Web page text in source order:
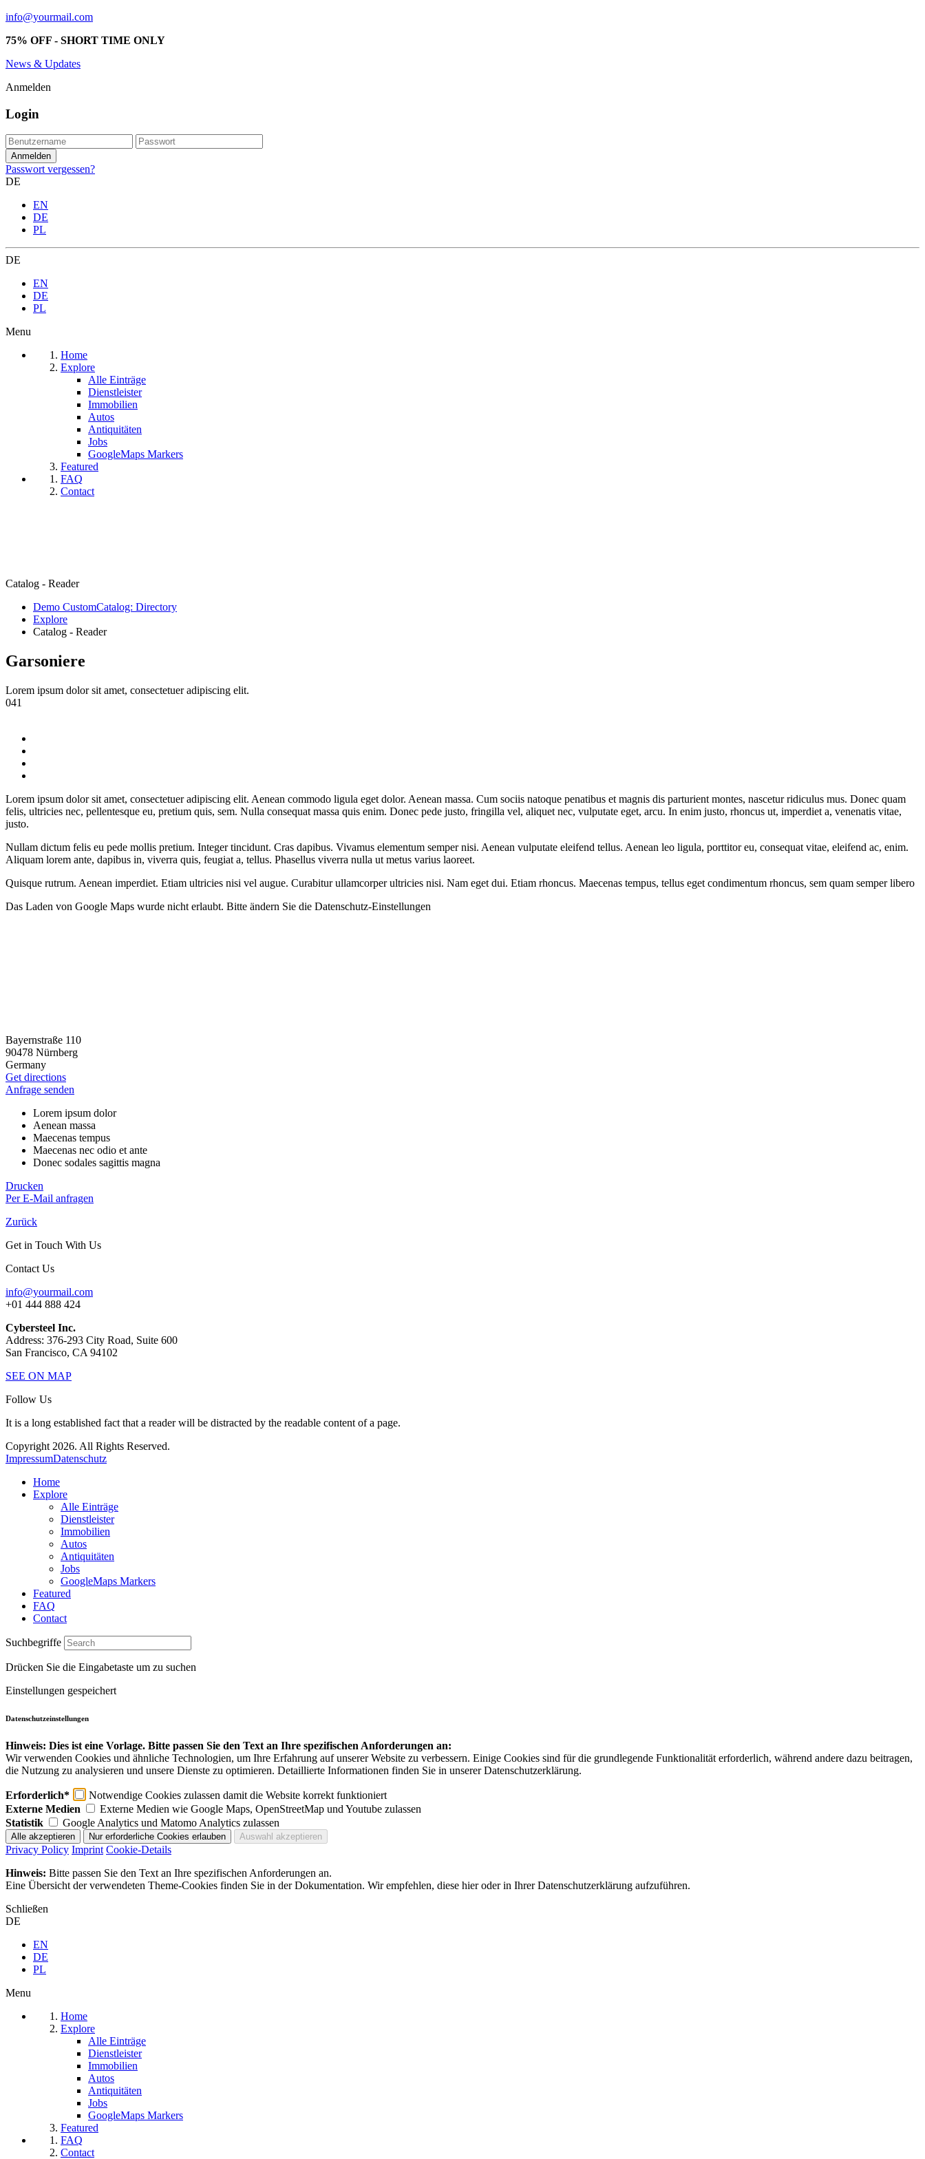
info@yourmail.com
75% OFF - SHORT TIME ONLY
News & Updates
Anmelden
Login
Passwort vergessen?
DE
EN
DE
PL
DE
EN
DE
PL
Menu
Home
Explore
Alle Einträge
Dienstleister
Immobilien
Autos
Antiquitäten
Jobs
GoogleMaps Markers
Featured
FAQ
Contact
Catalog - Reader
Demo CustomCatalog: Directory
Explore
Catalog - Reader
Garsoniere
Lorem ipsum dolor sit amet, consectetuer adipiscing elit.
041
Lorem ipsum dolor sit amet, consectetuer adipiscing elit. Aenean commodo ligula eget dolor. Aenean massa. Cum sociis natoque penatibus et magnis dis parturient montes, nascetur ridiculus mus. Donec quam
felis, ultricies nec, pellentesque eu, pretium quis, sem. Nulla consequat massa quis enim. Donec pede justo, fringilla vel, aliquet nec, vulputate eget, arcu. In enim justo, rhoncus ut, imperdiet a, venenatis vitae,
justo.
Nullam dictum felis eu pede mollis pretium. Integer tincidunt. Cras dapibus. Vivamus elementum semper nisi. Aenean vulputate eleifend tellus. Aenean leo ligula, porttitor eu, consequat vitae, eleifend ac, enim.
Aliquam lorem ante, dapibus in, viverra quis, feugiat a, tellus. Phasellus viverra nulla ut metus varius laoreet.
Quisque rutrum. Aenean imperdiet. Etiam ultricies nisi vel augue. Curabitur ullamcorper ultricies nisi. Nam eget dui. Etiam rhoncus. Maecenas tempus, tellus eget condimentum rhoncus, sem quam semper libero
Das Laden von Google Maps wurde nicht erlaubt. Bitte ändern Sie die Datenschutz-Einstellungen
Bayernstraße 110
90478 Nürnberg
Germany
Get directions
Anfrage senden
Lorem ipsum dolor
Aenean massa
Maecenas tempus
Maecenas nec odio et ante
Donec sodales sagittis magna
Drucken
Per E-Mail anfragen
Zurück
Get in Touch With Us
Contact Us
info@yourmail.com
+01 444 888 424
Cybersteel Inc.
Address: 376-293 City Road, Suite 600
San Francisco, CA 94102
SEE ON MAP
Follow Us
It is a long established fact that a reader will be distracted by the readable content of a page.
Copyright 2026. All Rights Reserved.
ImpressumDatenschutz
Home
Explore
Alle Einträge
Dienstleister
Immobilien
Autos
Antiquitäten
Jobs
GoogleMaps Markers
Featured
FAQ
Contact
Suchbegriffe
Drücken Sie die Eingabetaste um zu suchen
Einstellungen gespeichert
Datenschutzeinstellungen
Hinweis: Dies ist eine Vorlage. Bitte passen Sie den Text an Ihre spezifischen Anforderungen an:
Wir verwenden Cookies und ähnliche Technologien, um Ihre Erfahrung auf unserer Website zu verbessern. Einige Cookies sind für die grundlegende Funktionalität erforderlich, während andere dazu beitragen,
die Nutzung zu analysieren und unsere Dienste zu optimieren. Detaillierte Informationen finden Sie in unserer Datenschutzerklärung.
Erforderlich*
Notwendige Cookies zulassen damit die Website korrekt funktioniert
Externe Medien
Externe Medien wie Google Maps, OpenStreetMap und Youtube zulassen
Statistik
Google Analytics und Matomo Analytics zulassen
Privacy Policy Imprint Cookie-Details
Hinweis: Bitte passen Sie den Text an Ihre spezifischen Anforderungen an.
Eine Übersicht der verwendeten Theme-Cookies finden Sie in der Dokumentation. Wir empfehlen, diese hier oder in Ihrer Datenschutzerklärung aufzuführen.
Schließen
DE
EN
DE
PL
Menu
Home
Explore
Alle Einträge
Dienstleister
Immobilien
Autos
Antiquitäten
Jobs
GoogleMaps Markers
Featured
FAQ
Contact